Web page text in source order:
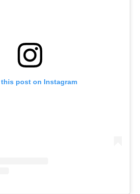
this post on Instagram